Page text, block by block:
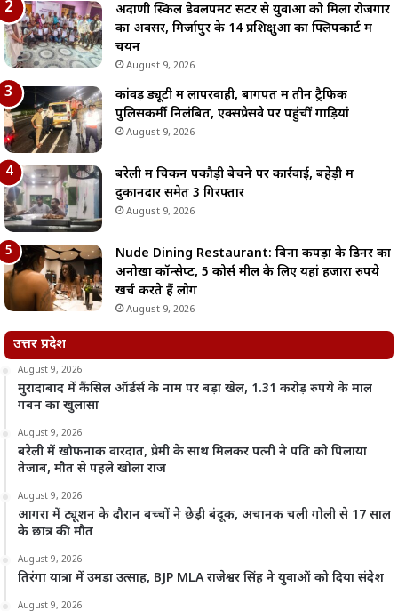
अदाणी स्किल डेवलपमेंट सेंटर से युवाओं को मिला रोजगार
का अवसर, मिर्जापुर के 14 प्रशिक्षुओं का फ्लिपकार्ट में
चयन
August 9, 2026
कांवड़ ड्यूटी में लापरवाही, बागपत में तीन ट्रैफिक
पुलिसकर्मी निलंबित, एक्सप्रेसवे पर पहुंचीं गाड़ियां
August 9, 2026
बरेली में चिकन पकौड़ी बेचने पर कार्रवाई, बहेड़ी में
दुकानदार समेत 3 गिरफ्तार
August 9, 2026
Nude Dining Restaurant: बिना कपड़ों के डिनर का
अनोखा कॉन्सेप्ट, 5 कोर्स मील के लिए यहां हजारों रुपये
खर्च करते हैं लोग
August 9, 2026
उत्तर प्रदेश
August 9, 2026
मुरादाबाद में कैंसिल ऑर्डर्स के नाम पर बड़ा खेल, 1.31 करोड़ रुपये के माल
गबन का खुलासा
August 9, 2026
बरेली में खौफनाक वारदात, प्रेमी के साथ मिलकर पत्नी ने पति को पिलाया
तेजाब, मौत से पहले खोला राज
August 9, 2026
आगरा में ट्यूशन के दौरान बच्चों ने छेड़ी बंदूक, अचानक चली गोली से 17 साल
के छात्र की मौत
August 9, 2026
तिरंगा यात्रा में उमड़ा उत्साह, BJP MLA राजेश्वर सिंह ने युवाओं को दिया संदेश
August 9, 2026